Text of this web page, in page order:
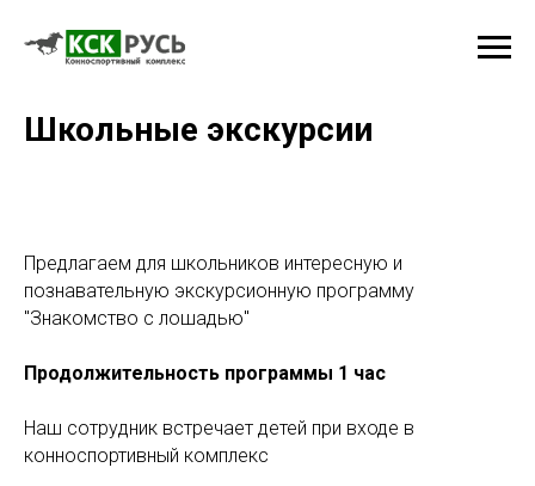
Школьные экскурсии
Предлагаем для школьников интересную и
познавательную экскурсионную программу
"Знакомство с лошадью"
Продолжительность программы 1 час
Наш сотрудник встречает детей при входе в
конноспортивный комплекс